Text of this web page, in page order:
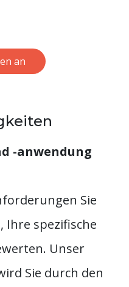
an
-anwendung
Sie
Ihre spezifische
Unser
Sie durch den